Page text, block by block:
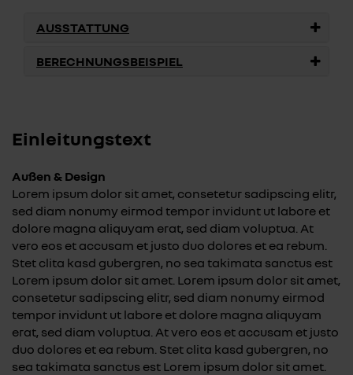
AUSSTATTUNG
BERECHNUNGSBEISPIEL
Einleitungstext
Außen & Design
Lorem ipsum dolor sit amet, consetetur sadipscing elitr,
sed diam nonumy eirmod tempor invidunt ut labore et
dolore magna aliquyam erat, sed diam voluptua. At
vero eos et accusam et justo duo dolores et ea rebum.
Stet clita kasd gubergren, no sea takimata sanctus est
Lorem ipsum dolor sit amet. Lorem ipsum dolor sit amet,
consetetur sadipscing elitr, sed diam nonumy eirmod
tempor invidunt ut labore et dolore magna aliquyam
erat, sed diam voluptua. At vero eos et accusam et justo
duo dolores et ea rebum. Stet clita kasd gubergren, no
sea takimata sanctus est Lorem ipsum dolor sit amet.